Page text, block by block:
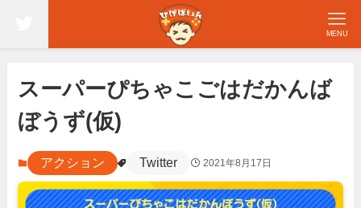
MENU
スーパーぴちゃこごはだかんば
ぼうず(仮)
アクション Twitter 2021年8月17日